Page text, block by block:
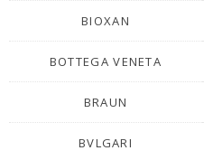
BIOXAN
BOTTEGA VENETA
BRAUN
BVLGARI